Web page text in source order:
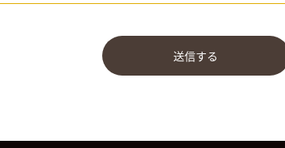
3. 個人情報を利用する場合
当店は、お客様から同意をいただい
4. 個人情報の取り扱いにおける安全
送信する